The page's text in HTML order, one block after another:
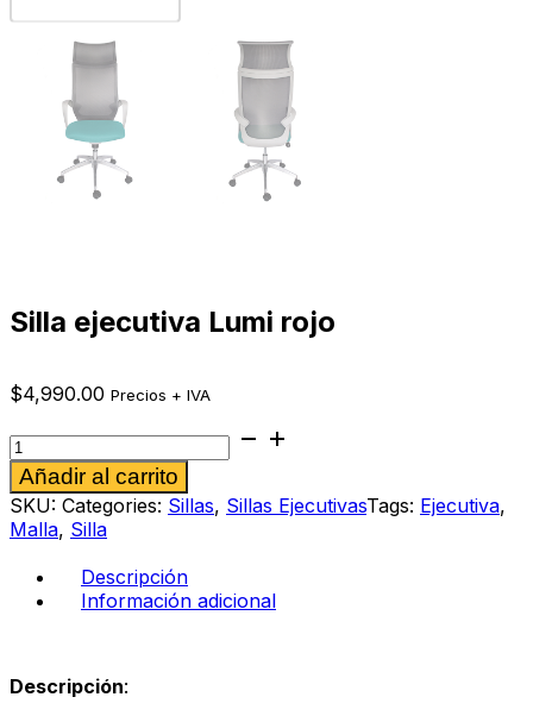
Silla ejecutiva Lumi rojo
$4,990.00 Precios + IVA
Silla
ejecutiva
Lumi
rojo
cantidad
Añadir al carrito
SKU: Categories: Sillas, Sillas EjecutivasTags: Ejecutiva,
Malla, Silla
Descripción
Información adicional
Descripción: